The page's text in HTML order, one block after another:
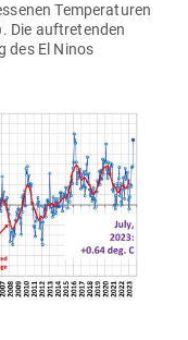
Tem­pe­ra­turen
Die auf­tre­tenden
des El Ninos